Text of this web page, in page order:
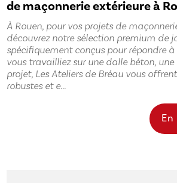
de maçonnerie extérieure à
À Rouen, pour vos projets de
découvrez notre sélection premium de
spécifiquement conçus pour répondre à
vous travailliez sur une dalle béton,
projet, Les Ateliers de Bréau vous
robustes et e...